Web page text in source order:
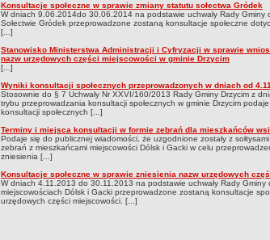
Konsultacje społeczne w sprawie zmiany statutu sołectwa Gródek
W dniach 9.06.2014do 30.06.2014 na podstawie uchwały Rady Gminy
Sołectwie Gródek przeprowadzone zostaną konsultacje społeczne
[...]
Stanowisko Ministerstwa Administracji i Cyfryzacji w sprawie
nazw urzędowych części miejscowości w gminie Drzycim
[...]
Wyniki konsultacji społecznych przeprowadzonych w dniach od
Stosownie do § 7 Uchwały Nr XXVI/160/2013 Rady Gminy Drzycim z
trybu przeprowadzania konsultacji społecznych w gminie Drzycim
konsultacji społecznych [...]
Terminy i miejsca konsultacji w formie zebrań dla mieszkańców
Podaje się do publicznej wiadomości, że uzgodnione zostały z
zebrań z mieszkańcami miejscowości Dólsk i Gacki w celu
zniesienia [...]
Konsultacje społeczne w sprawie zniesienia nazw urzędowych
W dniach 4.11.2013 do 30.11.2013 na podstawie uchwały Rady Gminy
miejscowościach Dólsk i Gacki przeprowadzone zostaną konsultacje
urzędowych części miejscowości. [...]